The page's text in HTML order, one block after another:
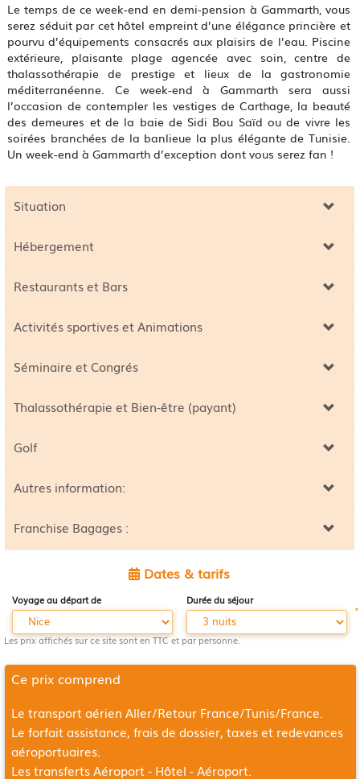
Le temps de ce week-end en demi-pension à Gammarth, vous
serez séduit par cet hôtel empreint d’une élégance princière et
pourvu d’équipements consacrés aux plaisirs de l’eau. Piscine
extérieure, plaisante plage agencée avec soin, centre de
thalassothérapie de prestige et lieux de la gastronomie
méditerranéenne. Ce week-end à Gammarth sera aussi
l’occasion de contempler les vestiges de Carthage, la beauté
des demeures et de la baie de Sidi Bou Saïd ou de vivre les
soirées branchées de la banlieue la plus élégante de Tunisie.
Un week-end à Gammarth d’exception dont vous serez fan !
Situation
Hébergement
Restaurants et Bars
Activités sportives et Animations
Séminaire et Congrés
Thalassothérapie et Bien-être (payant)
Golf
Autres information:
Franchise Bagages :
Ce prix comprend
Le transport aérien Aller/Retour France/Tunis/France.
Le forfait assistance, frais de dossier, taxes et redevances
aéroportuaires.
Les transferts Aéroport - Hôtel - Aéroport.
Dates & tarifs
Voyage au départ de
Durée du séjour
*
Les prix affichés sur ce site sont en TTC et par personne.